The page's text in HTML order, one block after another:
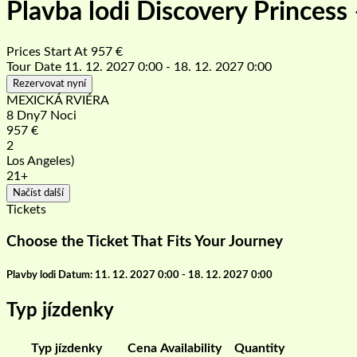
Plavba lodi Discovery
Prices Start At 957 €
Tour Date 11. 12. 2027 0:00 - 18. 12. 2027 0:00
Rezervovat nyní
MEXICKÁ RVIÉRA
8 Dny7 Noci
957 €
2
Los Angeles)
21+
Načíst další
Tickets
Choose the Ticket That Fits Your Journey
Plavby lodi Datum: 11. 12. 2027 0:00 - 18. 12. 2027 0:00
Typ jízdenky
Typ jízdenky Cena Availability Quantity